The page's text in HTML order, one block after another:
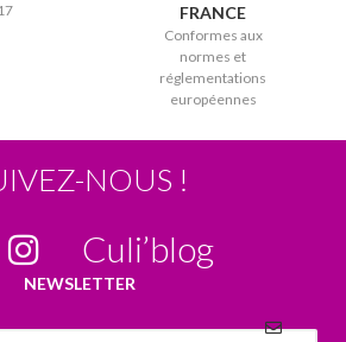
FRANCE
Conformes aux
normes et
réglementations
européennes
NOUS !
Culi’blog
NEWSLETTER